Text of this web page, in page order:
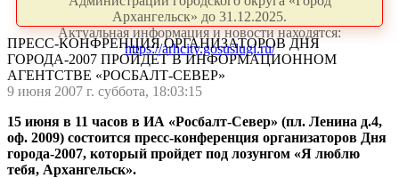
Архангельск» до 31.12.2025.
Актуальная информация и новости находятся:
https://arhcity.gosuslugi.ru/
ПРЕСС-КОНФРЕНЦИЯ ОРГАНИЗАТОРОВ ДНЯ
ГОРОДА-2007 ПРОЙДЕТ В ИНФОРМАЦИОННОМ
АГЕНТСТВЕ «РОСБАЛТ-СЕВЕР»
9 июня 2007 г. суббота, 18:03:15
15 июня в 11 часов в ИА «Росбалт-Север» (пл. Ленина д.4,
оф. 2009) состоится пресс-конференция организаторов Дня
города-2007, который пройдет под лозунгом «Я люблю
тебя, Архангельск».